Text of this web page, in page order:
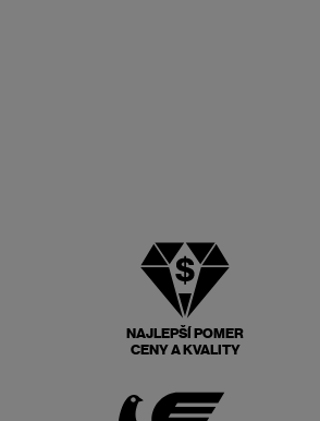
NAJLEPŠÍ POMER
CENY A KVALITY